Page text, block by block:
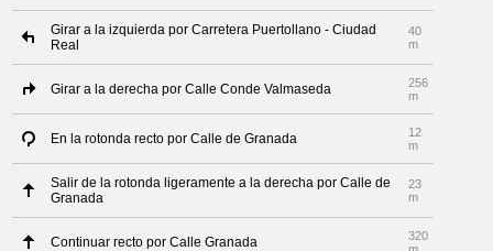
Girar a la izquierda por Carretera Puertollano - Ciudad
Real
40
m
Girar a la derecha por Calle Conde Valmaseda
256
m
En la rotonda recto por Calle de Granada
12
m
Salir de la rotonda ligeramente a la derecha por Calle de
Granada
23
m
Continuar recto por Calle Granada
320